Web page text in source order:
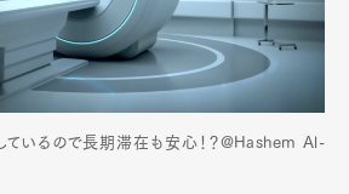
いるので長期滞在も安心！？@Hashem Al-